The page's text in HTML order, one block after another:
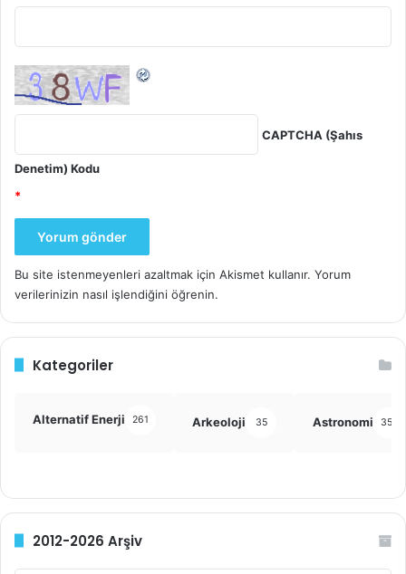
CAPTCHA (Şahıs
Denetim) Kodu
*
Bu site istenmeyenleri azaltmak için Akismet kullanır. Yorum
verilerinizin nasıl işlendiğini öğrenin.
Kategoriler
Alternatif Enerji 261 Arkeoloji 35 Astronomi 355
2012-2026 Arşiv